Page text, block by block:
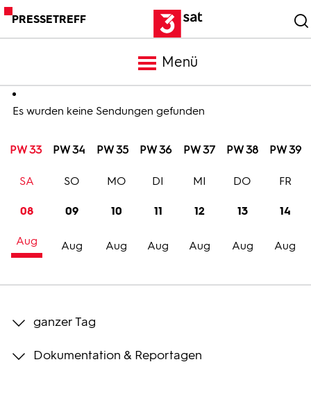
PRESSETREFF
Menü
Meldungen
Programm
Trailer
Bilder
Es wurden keine Sendungen gefunden
PW 33 PW 34 PW 35 PW 36 PW 37 PW 38 PW 39
08
Aug
SA
09
Aug
SO
10
Aug
MO
11
Aug
DI
12
Aug
MI
13
Aug
DO
14
Aug
FR
ganzer Tag
Dokumentation & Reportagen